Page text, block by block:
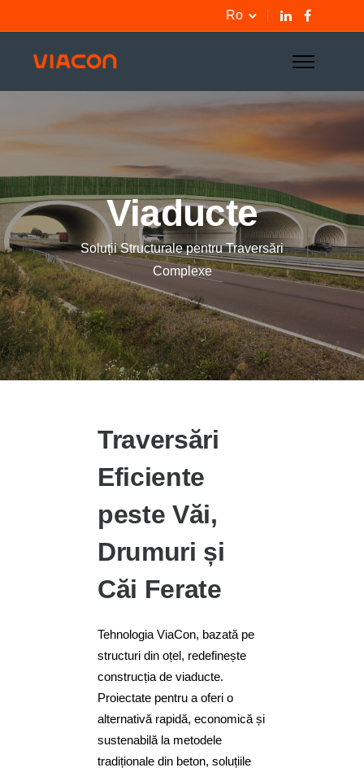
Ro
Viaducte
Soluții Structurale pentru Traversări
Complexe
Traversări
Eficiente
peste Văi,
Drumuri și
Căi Ferate
Tehnologia ViaCon, bazată pe
structuri din oțel, redefinește
construcția de viaducte.
Proiectate pentru a oferi o
alternativă rapidă, economică și
sustenabilă la metodele
tradiționale din beton, soluțiile